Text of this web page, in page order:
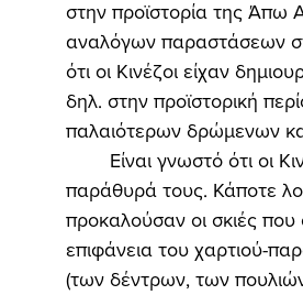
στην προϊστορία της Άπω
αναλόγων παραστάσεων
ότι οι Κινέζοι είχαν
δηλ. στην προϊστορική
παλαιότερων δρώμενων
παράθυρά τους. Κάποτε
προκαλούσαν οι σκιές
επιφάνεια του χαρτιού-
(των δέντρων, των